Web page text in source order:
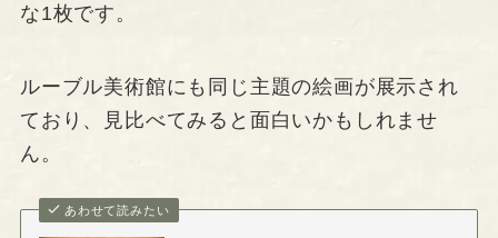
な1枚です。
ルーブル美術館にも同じ主題の絵画が展示され
ており、見比べてみると面白いかもしれませ
ん。
あわせて読みたい